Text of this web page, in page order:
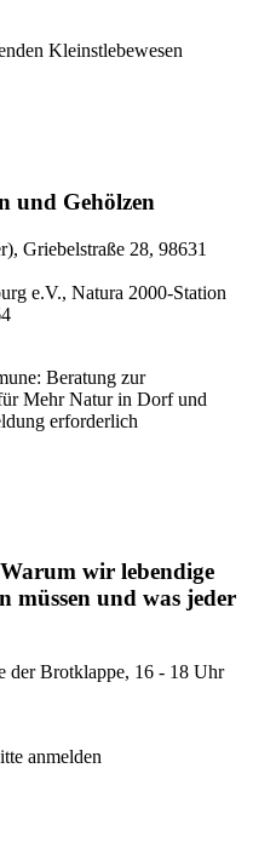
Kleinstlebewesen
und Gehölzen
Griebelstraße 28, 98631
e.V., Natura 2000-Station
Beratung zur
Mehr Natur in Dorf und
erforderlich
wir lebendige
müssen und was jeder
der Brotklappe, 16 - 18 Uhr
anmelden